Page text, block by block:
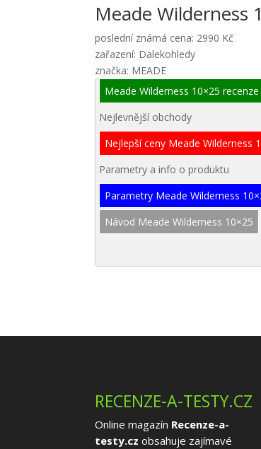
Meade Wilderness
poslední známá cena: 2990 Kč
zařazení: Dalekohledy
značka: MEADE
Meade Wilderness 10×25 recenze
Nejlevnější obchody
Nejlepší ceny Meade Wilderness
Parametry a info o produktu
Parametry Meade Wilderness
Návod Meade Wilderness 10×25
RECENZE-A-TESTY.CZ
Online magazín Recenze-a-
testy.cz obsahuje zajímavé